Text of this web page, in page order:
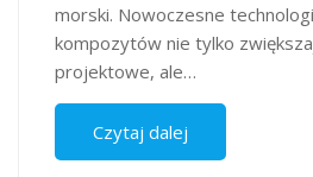
morski. Nowoczesne
kompozytów nie tylko
projektowe, ale…
Czytaj dalej